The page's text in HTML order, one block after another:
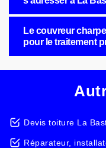
Le couvreur
pour le traitement
Devis toiture La
Réparateur,